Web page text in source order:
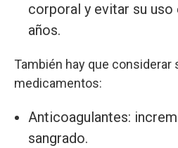
corporal y evitar su uso
años.
También hay que considerar
medicamentos:
Anticoagulantes:
sangrado.